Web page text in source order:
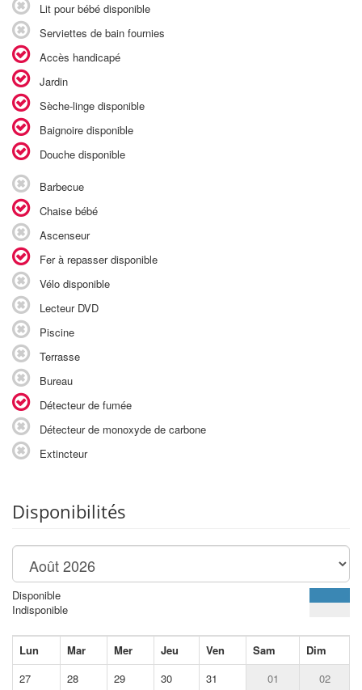
Lit pour bébé disponible
Serviettes de bain fournies
Accès handicapé
Jardin
Sèche-linge disponible
Baignoire disponible
Douche disponible
Barbecue
Chaise bébé
Ascenseur
Fer à repasser disponible
Vélo disponible
Lecteur DVD
Piscine
Terrasse
Bureau
Détecteur de fumée
Détecteur de monoxyde de carbone
Extincteur
Disponibilités
Disponible
Indisponible
Lun Mar Mer Jeu Ven Sam
Dim
27
28 29 30 31 01 02